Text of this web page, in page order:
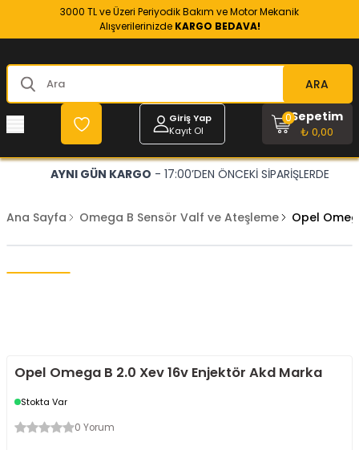
3000 TL ve Üzeri Periyodik Bakım ve Motor Mekanik
Alışverilerinizde KARGO BEDAVA!
ARA
Giriş Yap
Kayıt Ol
Sepetim
₺ 0,00
0
AYNI GÜN KARGO - 17:00’DEN ÖNCEKİ SİPARİŞLERDE
Ana Sayfa Omega B Sensör Valf ve Ateşleme Opel
Opel Omega B 2.0 Xev 16v Enjektör Akd Marka
Stokta Var
0 Yorum